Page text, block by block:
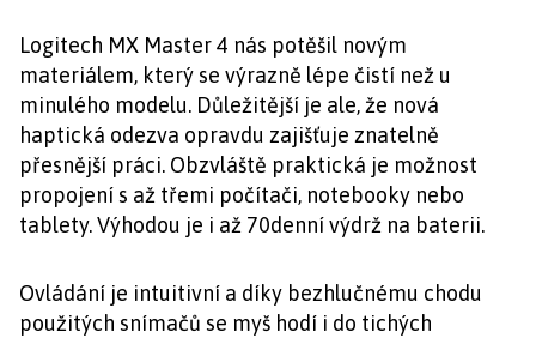
Logitech MX Master 4 nás potěšil novým
materiálem, který se výrazně lépe čistí než u
minulého modelu. Důležitější je ale, že nová
haptická odezva opravdu zajišťuje znatelně
přesnější práci. Obzvláště praktická je možnost
propojení s až třemi počítači, notebooky nebo
tablety. Výhodou je i až 70denní výdrž na baterii.
Ovládání je intuitivní a díky bezhlučnému chodu
použitých snímačů se myš hodí i do tichých